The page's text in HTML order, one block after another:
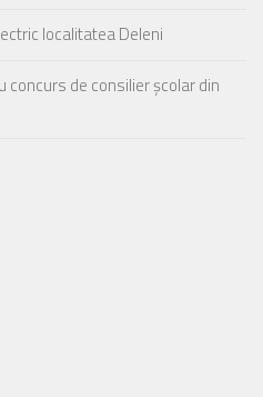
localitatea Deleni
concurs de consilier școlar din